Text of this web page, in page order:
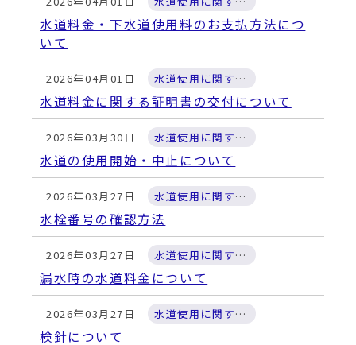
水道料金・下水道使用料のお支払方法につ
いて
2026年04月01日 水道使用に関すること
水道料金に関する証明書の交付について
2026年03月30日 水道使用に関すること
水道の使用開始・中止について
2026年03月27日 水道使用に関すること
水栓番号の確認方法
2026年03月27日 水道使用に関すること
漏水時の水道料金について
2026年03月27日 水道使用に関すること
検針について